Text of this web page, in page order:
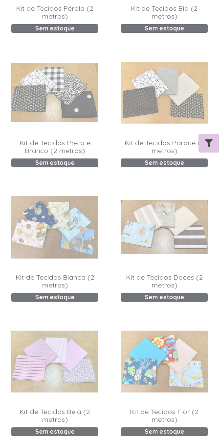
Kit de Tecidos Pérola (2
metros)
Sem estoque
Kit de Tecidos Bia (2
metros)
Sem estoque
Kit de Tecidos Preto e
Branco (2 metros)
Sem estoque
Kit de Tecidos Parque (2
metros)
Sem estoque
Kit de Tecidos Bianca (2
metros)
Sem estoque
Kit de Tecidos Doces (2
metros)
Sem estoque
Kit de Tecidos Bela (2
metros)
Sem estoque
Kit de Tecidos Flor (2
metros)
Sem estoque